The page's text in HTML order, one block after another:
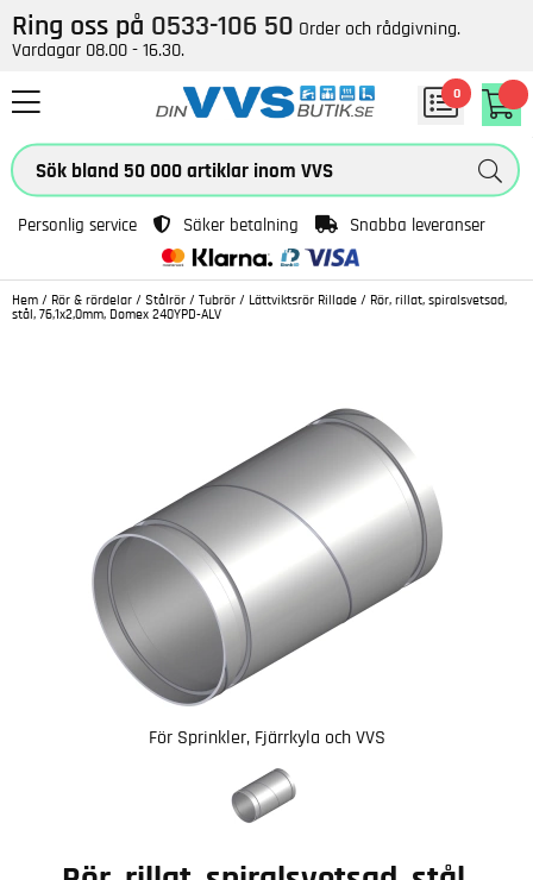
Ring oss på 0533-106 50 Order och rådgivning.
Vardagar 08.00 - 16.30.
0
Personlig service Säker betalning Snabba leveranser
Hem / Rör & rördelar / Stålrör / Tubrör / Lättviktsrör Rillade / Rör, rillat, spiralsvetsad,
stål, 76,1x2,0mm, Domex 240YPD-ALV
För Sprinkler, Fjärrkyla och VVS